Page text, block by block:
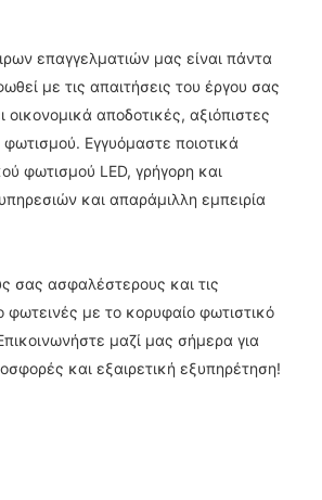
επαγγελματιών μας είναι πάντα
με τις απαιτήσεις του έργου σας
οικονομικά αποδοτικές, αξιόπιστες
Εγγυόμαστε ποιοτικά
φωτισμού LED, γρήγορη και
και απαράμιλλη εμπειρία
σας ασφαλέστερους και τις
φωτεινές με το κορυφαίο φωτιστικό
μαζί μας σήμερα για
και εξαιρετική εξυπηρέτηση!